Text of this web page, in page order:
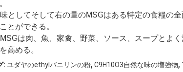
としてそして右の量のMSGはある特定の食糧の
とができる。
は肉、魚、家禽、野菜、ソース、スープとよ
高める。
: ユダヤのethylバニリンの粉, C9H10O3自然な味の増強物,